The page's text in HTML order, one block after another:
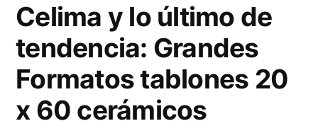
Celima y lo último de
tendencia: Grandes
Formatos tablones 20
x 60 cerámicos